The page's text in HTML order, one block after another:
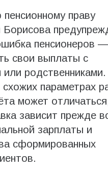
праву
Борисова
пенсионеров —
свои выплаты с
или родственниками.
параметрах
может
зависит прежде
зарплаты и
сформированных